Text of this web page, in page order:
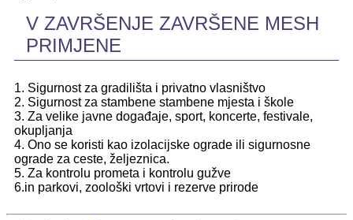
V ZAVRŠENJE ZAVRŠENE MESH
PRIMJENE
1. Sigurnost za gradilišta i privatno vlasništvo
2. Sigurnost za stambene stambene mjesta i škole
3. Za velike javne događaje, sport, koncerte, festivale,
okupljanja
4. Ono se koristi kao izolacijske ograde ili sigurnosne
ograde za ceste, željeznica.
5. Za kontrolu prometa i kontrolu gužve
6.in parkovi, zoološki vrtovi i rezerve prirode